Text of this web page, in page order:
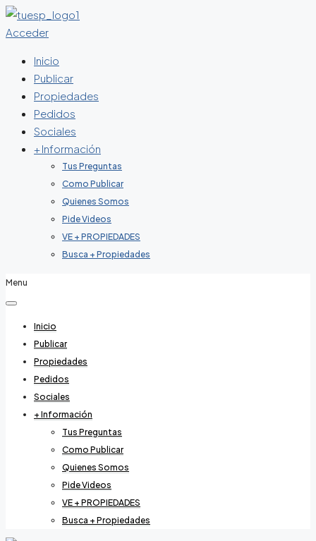
Acceder
Inicio
Publicar
Propiedades
Pedidos
Sociales
+ Información
Tus Preguntas
Como Publicar
Quienes Somos
Pide Videos
VE + PROPIEDADES
Busca + Propiedades
Menu
Inicio
Publicar
Propiedades
Pedidos
Sociales
+ Información
Tus Preguntas
Como Publicar
Quienes Somos
Pide Videos
VE + PROPIEDADES
Busca + Propiedades